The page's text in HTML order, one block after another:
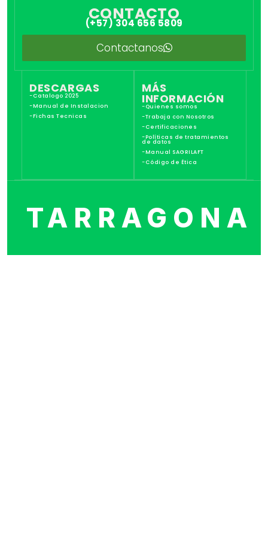
CONTACTO
(+57) 304 656 5809
Contactanos
DESCARGAS
-Catalogo 2025
-Manual de Instalacion
-Fichas Tecnicas
MÁS
INFORMACIÓN
-Quienes somos
-Trabaja con Nosotros
-Certificaciones
-Políticas de tratamientos
de datos
-Manual SAGRILAFT
-Código de Ética
TARRAGONA